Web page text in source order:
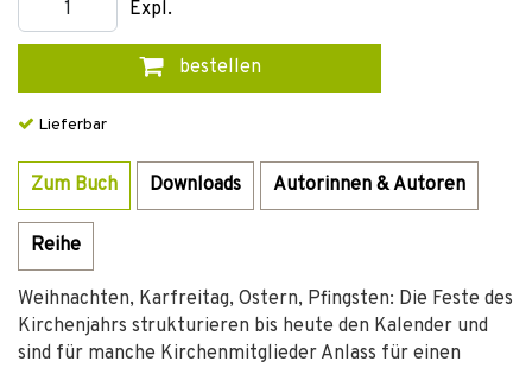
Expl.
bestellen
Lieferbar
Zum Buch Downloads Autorinnen & Autoren
Reihe
Weihnachten, Karfreitag, Ostern, Pfingsten: Die Feste des
Kirchenjahrs strukturieren bis heute den Kalender und
sind für manche Kirchenmitglieder Anlass für einen